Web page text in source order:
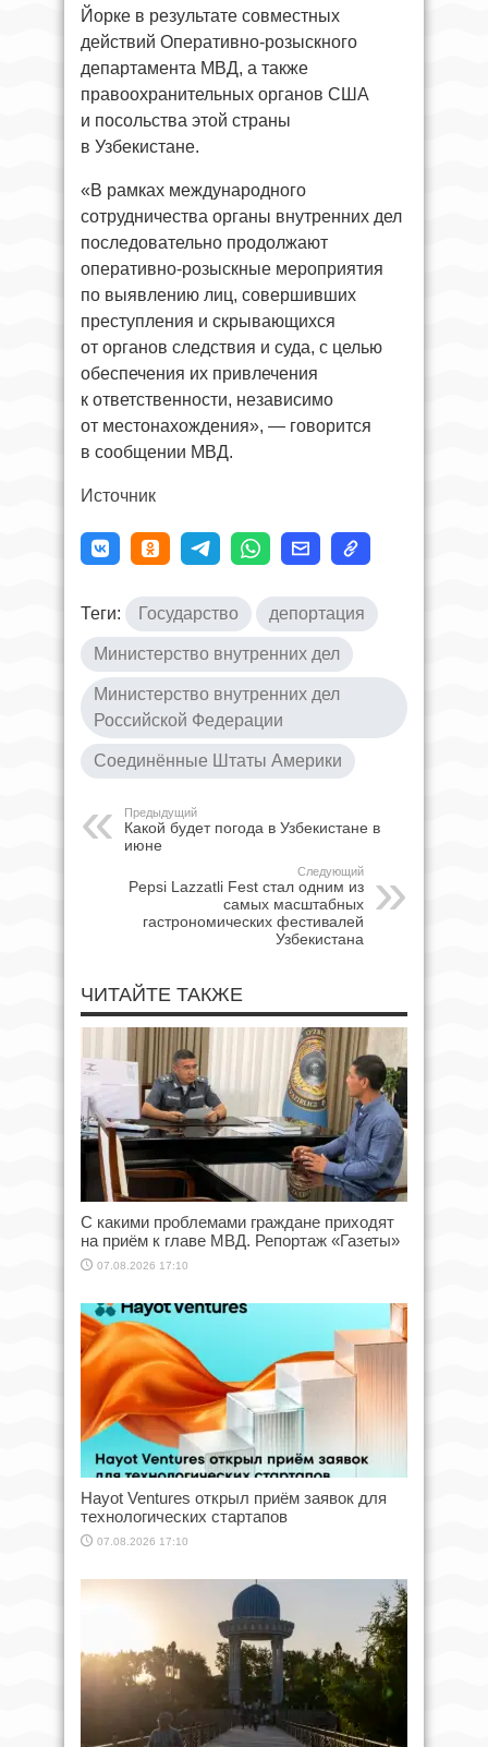
Йорке в результате совместных
действий Оперативно-розыскного
департамента МВД, а также
правоохранительных органов США
и посольства этой страны
в Узбекистане.
«В рамках международного
сотрудничества органы внутренних дел
последовательно продолжают
оперативно-розыскные мероприятия
по выявлению лиц, совершивших
преступления и скрывающихся
от органов следствия и суда, с целью
обеспечения их привлечения
к ответственности, независимо
от местонахождения», — говорится
в сообщении МВД.
Источник
Теги: Государство депортация
Министерство внутренних дел
Министерство внутренних дел
Российской Федерации
Соединённые Штаты Америки
Предыдущий
Какой будет погода в Узбекистане в
июне
Следующий
Pepsi Lazzatli Fest стал одним из
самых масштабных
гастрономических фестивалей
Узбекистана
ЧИТАЙТЕ ТАКЖЕ
С какими проблемами граждане приходят
на приём к главе МВД. Репортаж «Газеты»
07.08.2026 17:10
Hayot Ventures открыл приём заявок для
технологических стартапов
07.08.2026 17:10